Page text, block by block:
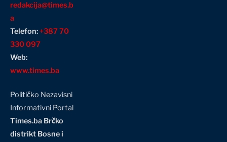
redakcija@times.b
a
Telefon:+387 70
330 097
Web:
www.times.ba
Političko Nezavisni
Informativni Portal
Times.ba Brčko
distrikt Bosne i